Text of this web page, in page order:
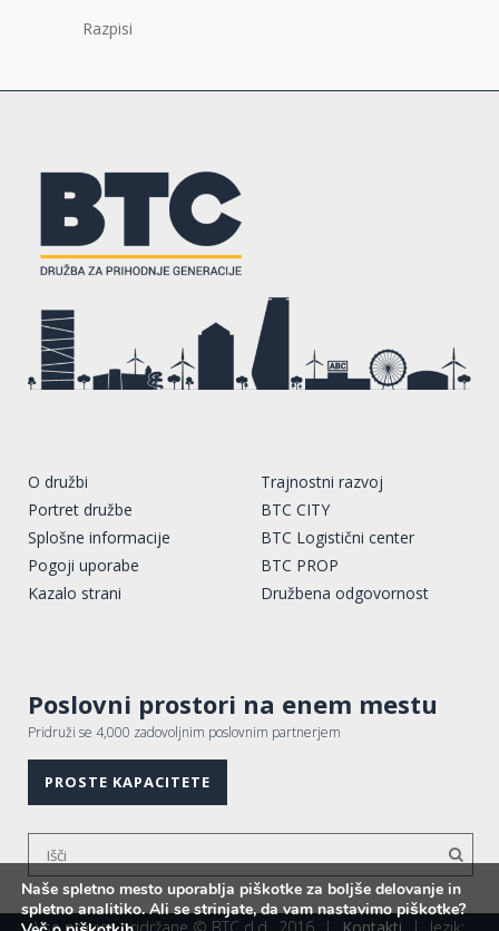
Razpisi
O družbi
Portret družbe
Splošne informacije
Pogoji uporabe
Kazalo strani
Trajnostni razvoj
BTC CITY
BTC Logistični center
BTC PROP
Družbena odgovornost
Poslovni prostori na enem mestu
Pridruži se 4,000 zadovoljnim poslovnim partnerjem
PROSTE KAPACITETE
Naše spletno mesto uporablja piškotke za boljše delovanje in
spletno analitiko. Ali se strinjate, da vam nastavimo piškotke?